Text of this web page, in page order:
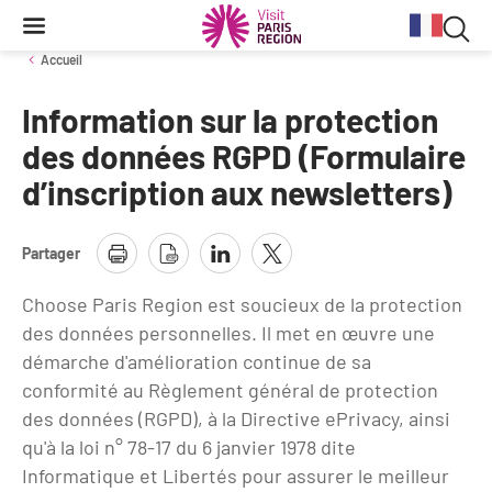
Contenu
Navigation
principale
Recherche
Conjoncture
Tableau de bord mensuel
Profils des clientèles
Clientèle francilienne
Clientèle française
Clientèle de proximité
Aides et financements
Fonds Régional pour le Tourisme
Aides financières et subventions
Les Offices de Tourisme
Outils pour vos professionnels
Outils pour votre Office de Tourisme
Lettres information réseau
Services aux clientèles d'affaires
Stratégie et plan d'actions BtoB 2026
Calendrier des opérations de promotion
Travel Trade News
Organisez votre séminaire
Se déplacer à Paris Region
Evénements & actualités
Expositions
Évènements sportifs
Guide de la Destination
Destination Impressionnisme
Volontaires du Tourisme
Information Tourisme
le
site
Accueil
Information sur la protection
des données RGPD (Formulaire
d’inscription aux newsletters)
Partager
Choose Paris Region est soucieux de la protection
des données personnelles. Il met en œuvre une
démarche d'amélioration continue de sa
conformité au Règlement général de protection
des données (RGPD), à la Directive ePrivacy, ainsi
qu'à la loi n° 78-17 du 6 janvier 1978 dite
Informatique et Libertés pour assurer le meilleur